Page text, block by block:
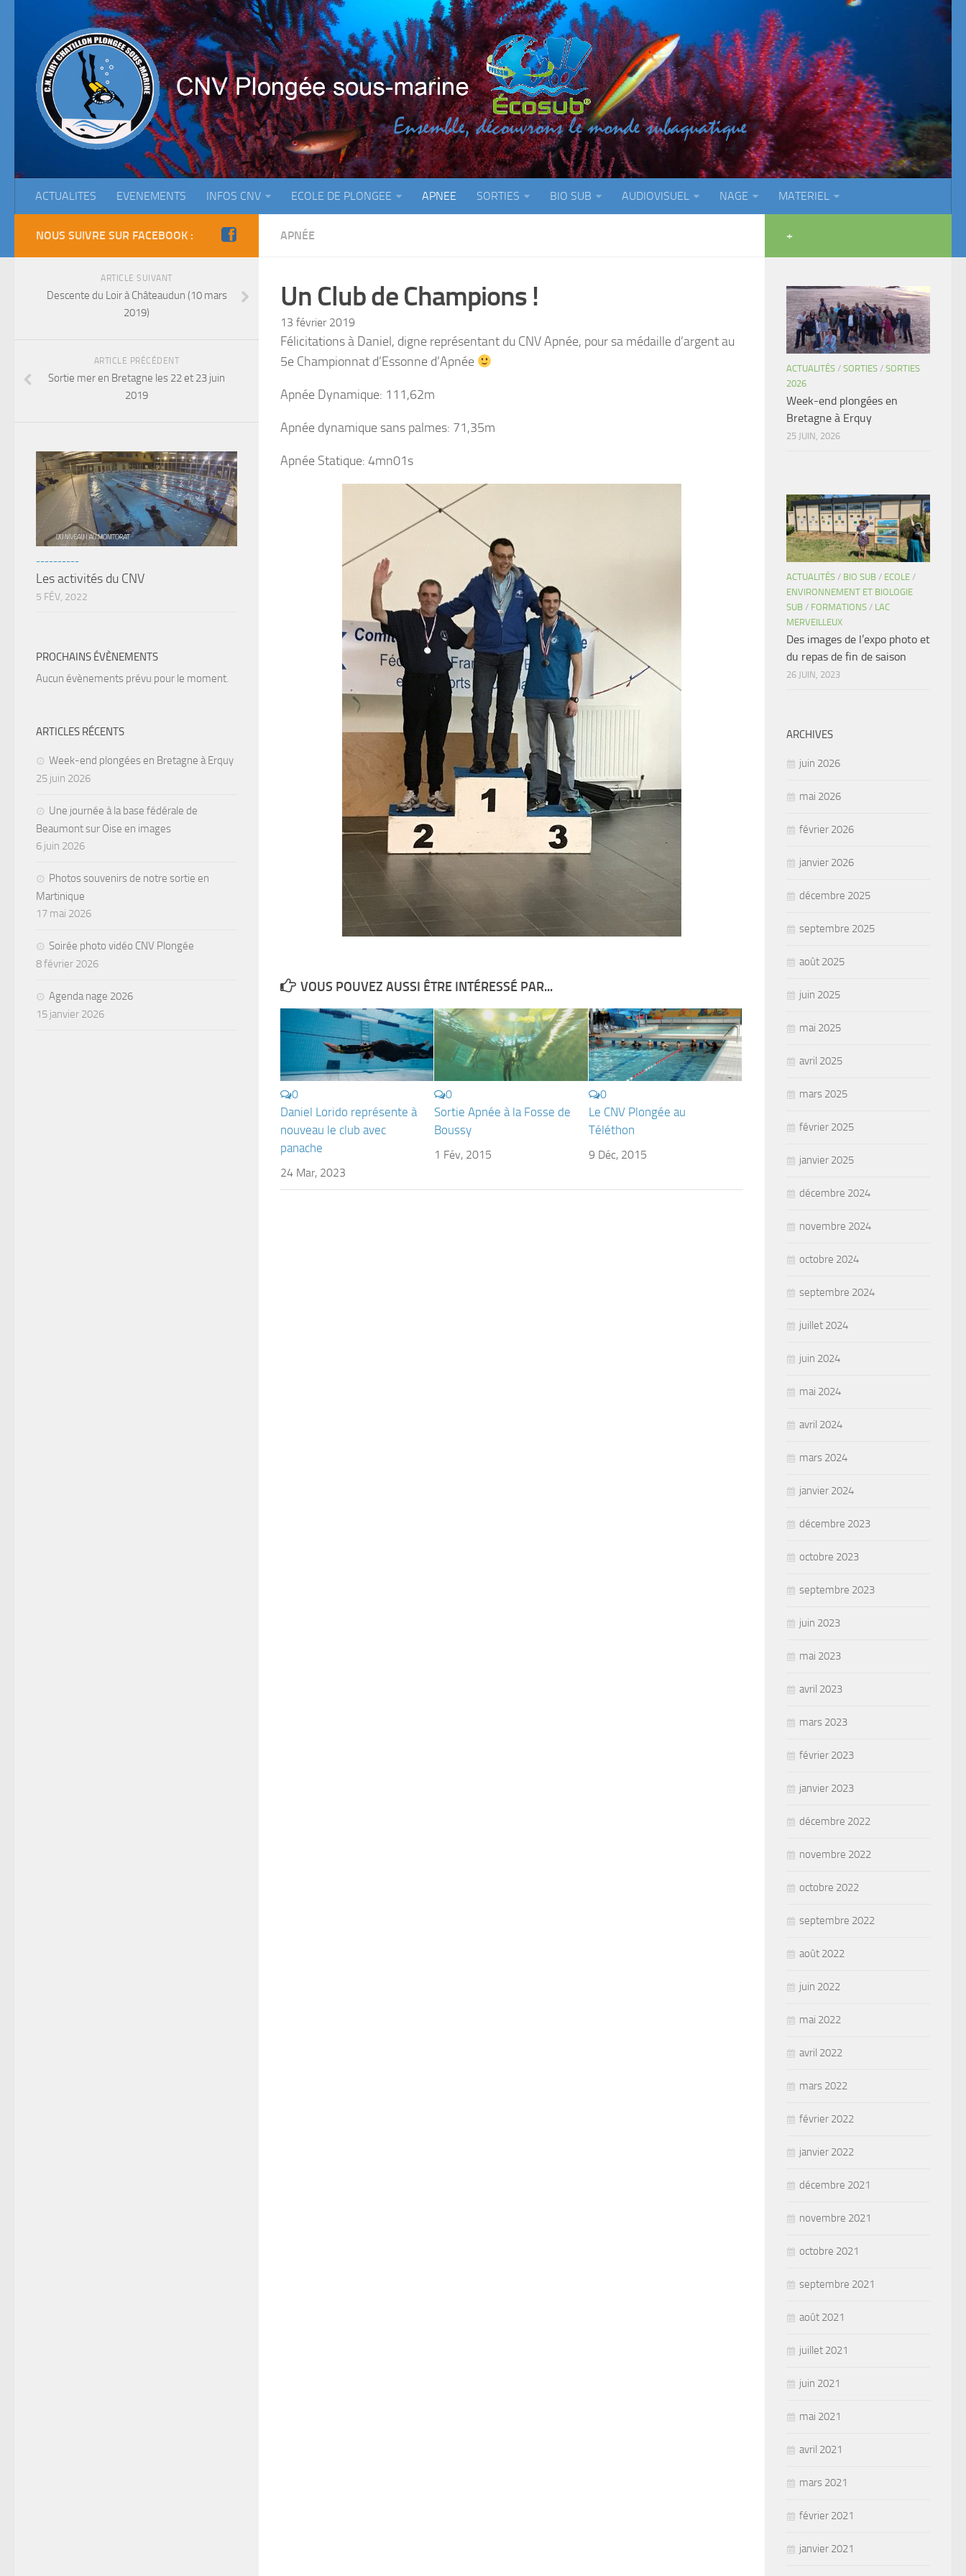
ACTUALITES EVENEMENTS INFOS CNV ECOLE DE PLONGEE APNEE SORTIES BIO SUB AUDIOVISUEL NAGE MATERIEL
APNÉE
Un Club de Champions !
13 février 2019
Félicitationsà Daniel, digne représentant du CNV Apnée, pour sa médaille d’argent au
5e Championnat d’Essonne d’Apnée
Apnée Dynamique: 111,62m
Apnée dynamique sans palmes: 71,35m
Apnée Statique: 4mn01s
VOUS POUVEZ AUSSI ÊTRE INTÉRESSÉ PAR...
0
Daniel Lorido représente à
nouveau le club avec
panache
24 Mar, 2023
0
Sortie Apnée à la Fosse de
Boussy
1 Fév, 2015
0
Le CNV Plongée au
Téléthon
9 Déc, 2015
NOUS SUIVRE SUR FACEBOOK :
ARTICLE SUIVANT
Descente du Loir à Châteaudun (10 mars
2019)
ARTICLE PRÉCÉDENT
Sortie mer en Bretagne les 22 et 23 juin
2019
----------
Les activités du CNV
5 FÉV, 2022
PROCHAINS ÉVÈNEMENTS
Aucun évènements prévu pour le moment.
ARTICLES RÉCENTS
Week-end plongées en Bretagne à Erquy
25 juin 2026
Une journée à la base fédérale de
Beaumont sur Oise en images
6 juin 2026
Photos souvenirs de notre sortie en
Martinique
17 mai 2026
Soirée photo vidéo CNV Plongée
8 février 2026
Agenda nage 2026
15 janvier 2026
+
ACTUALITÉS / SORTIES / SORTIES
2026
Week-end plongées en
Bretagne à Erquy
25 JUIN, 2026
ACTUALITÉS / BIO SUB / ECOLE /
ENVIRONNEMENT ET BIOLOGIE
SUB / FORMATIONS / LAC
MERVEILLEUX
Des images de l’expo photo et
du repas de fin de saison
26 JUIN, 2023
ARCHIVES
juin 2026
mai 2026
février 2026
janvier 2026
décembre 2025
septembre 2025
août 2025
juin 2025
mai 2025
avril 2025
mars 2025
février 2025
janvier 2025
décembre 2024
novembre 2024
octobre 2024
septembre 2024
juillet 2024
juin 2024
mai 2024
avril 2024
mars 2024
janvier 2024
décembre 2023
octobre 2023
septembre 2023
juin 2023
mai 2023
avril 2023
mars 2023
février 2023
janvier 2023
décembre 2022
novembre 2022
octobre 2022
septembre 2022
août 2022
juin 2022
mai 2022
avril 2022
mars 2022
février 2022
janvier 2022
décembre 2021
novembre 2021
octobre 2021
septembre 2021
août 2021
juillet 2021
juin 2021
mai 2021
avril 2021
mars 2021
février 2021
janvier 2021